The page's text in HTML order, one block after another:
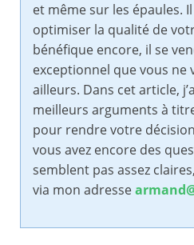
et même sur les épaules.
optimiser la qualité de
bénéfique encore, il se
exceptionnel que vous ne
ailleurs. Dans cet article,
meilleurs arguments à
pour rendre votre
vous avez encore des
semblent pas assez
via mon adresse